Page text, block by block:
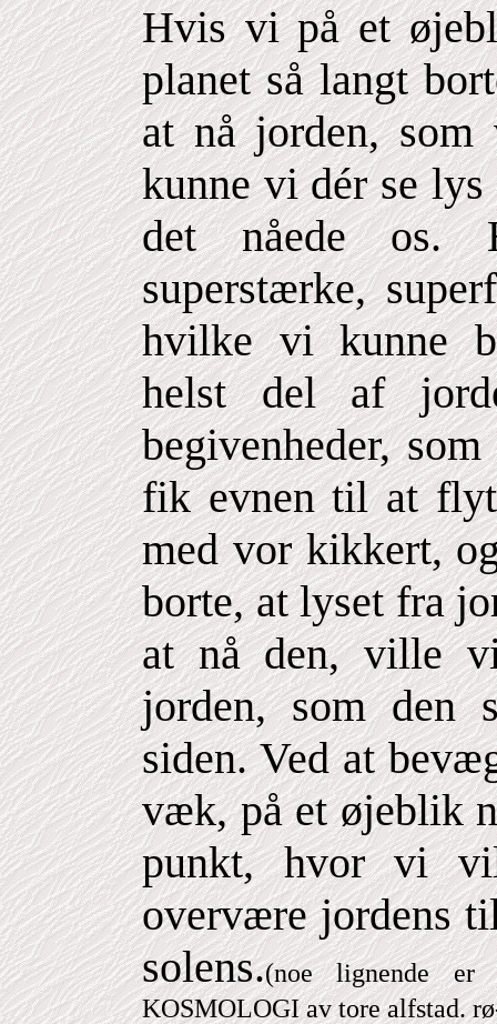
Hvis vi på et
planet så langt
at nå jorden,
kunne vi dér se
det nåede os.
superstærke,
hvilke vi kunne
helst del af
begivenheder,
fik evnen til at
med vor kikkert,
borte, at lyset fra
at nå den, ville
jorden, som
siden. Ved at
væk, på et øjeblik
punkt, hvor vi
overvære jordens
solens.(noe lignende
KOSMOLOGI av tore alfstad.